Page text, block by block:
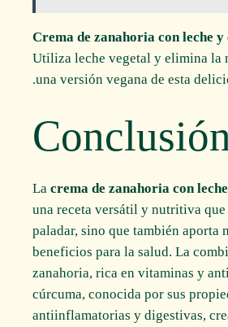
Crema de zanahoria con leche
Utiliza leche vegetal y elimina la
una versión vegana de esta
Lacrema de zanahoria con
una receta versátil y nutritiva
paladar, sino que también aporta
beneficios para la salud. La
zanahoria, rica en vitaminas y
cúrcuma, conocida por sus
antiinflamatorias y digestivas,